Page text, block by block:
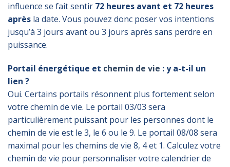
influence se fait sentir 72 heures avant et 72 heures
après la date. Vous pouvez donc poser vos intentions
jusqu’à 3 jours avant ou 3 jours après sans perdre en
puissance.
Portail énergétique et chemin de vie : y a-t-il un
lien ?
Oui. Certains portails résonnent plus fortement selon
votre chemin de vie. Le portail 03/03 sera
particulièrement puissant pour les personnes dont le
chemin de vie est le 3, le 6 ou le 9. Le portail 08/08 sera
maximal pour les chemins de vie 8, 4 et 1. Calculez votre
chemin de vie pour personnaliser votre calendrier de